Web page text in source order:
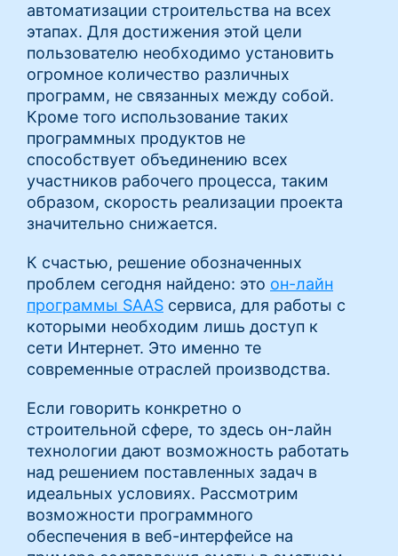
автоматизации строительства на всех
этапах. Для достижения этой цели
пользователю необходимо установить
огромное количество различных
программ, не связанных между собой.
Кроме того использование таких
программных продуктов не
способствует объединению всех
участников рабочего процесса, таким
образом, скорость реализации проекта
значительно снижается.
К счастью, решение обозначенных
проблем сегодня найдено: это он-лайн
программы SAAS сервиса, для работы с
которыми необходим лишь доступ к
сети Интернет. Это именно те
современные отраслей производства.
Если говорить конкретно о
строительной сфере, то здесь он-лайн
технологии дают возможность работать
над решением поставленных задач в
идеальных условиях. Рассмотрим
возможности программного
обеспечения в веб-интерфейсе на